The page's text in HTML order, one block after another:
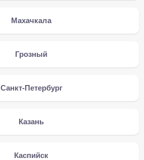
Махачкала
Грозный
Санкт-Петербург
Казань
Каспийск